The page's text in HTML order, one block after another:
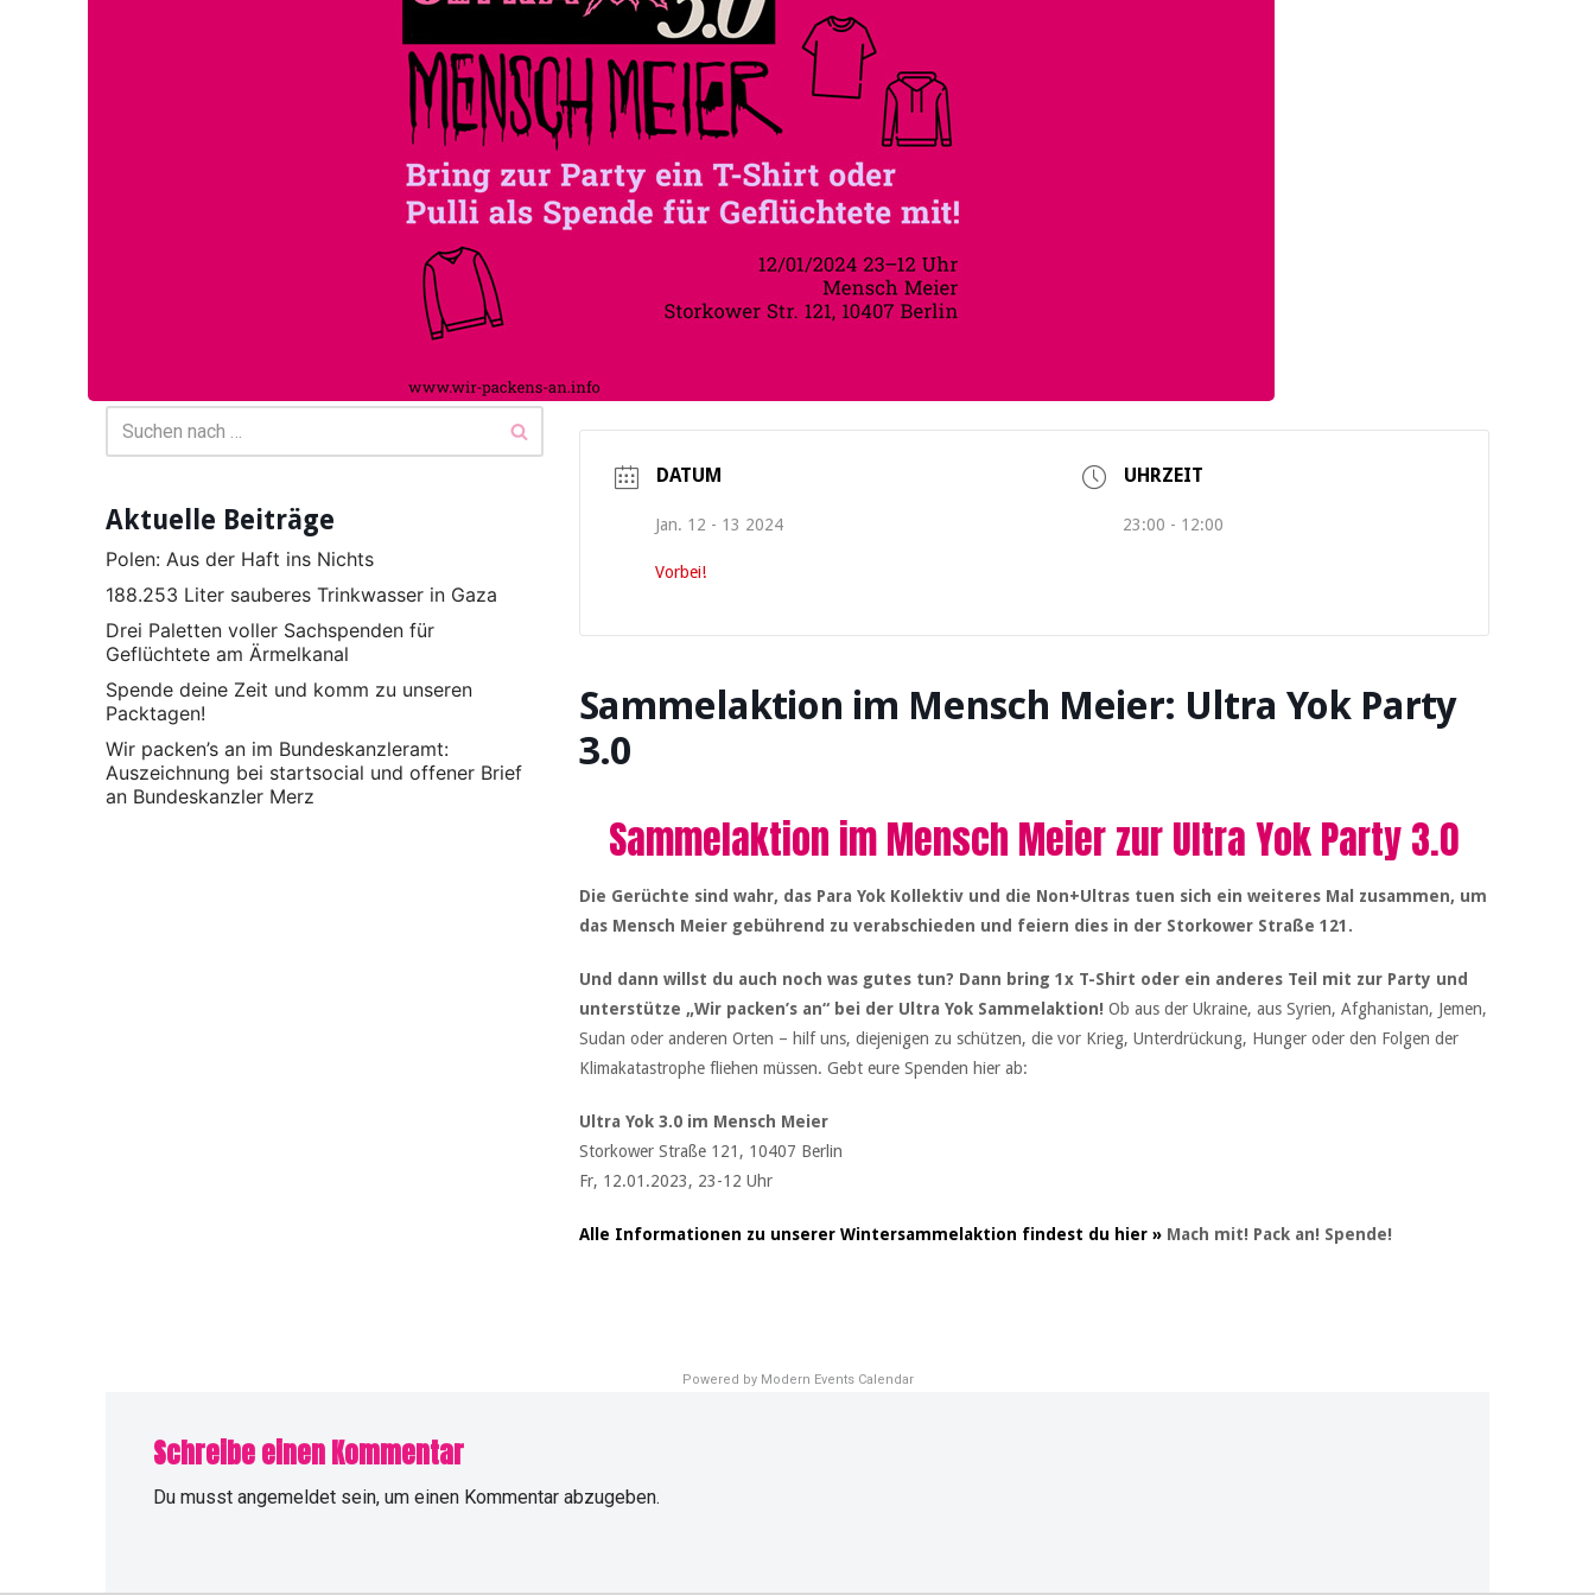
Aktuelle Beiträge
Polen: Aus der Haft ins Nichts
188.253 Liter sauberes Trinkwasser in Gaza
Drei Paletten voller Sachspenden für
Geflüchtete am Ärmelkanal
Spende deine Zeit und komm zu unseren
Packtagen!
Wir packen’s an im Bundeskanzleramt:
Auszeichnung bei startsocial und offener Brief
an Bundeskanzler Merz
DATUM
Jan. 12 - 13 2024
Vorbei!
UHRZEIT
23:00 - 12:00
Sammelaktion im Mensch Meier: Ultra Yok Party
3.0
Sammelaktion im Mensch Meier zur Ultra Yok Party 3.0
Die Gerüchte sind wahr, das Para Yok Kollektiv und die Non+Ultras tuen sich ein weiteres Mal zusammen, um
das Mensch Meier gebührend zu verabschieden und feiern dies in der Storkower Straße 121.
Und dann willst du auch noch was gutes tun? Dann bring 1x T-Shirt oder ein anderes Teil mit zur Party und
unterstütze „Wir packen’s an“ bei der Ultra Yok Sammelaktion! Ob aus der Ukraine, aus Syrien, Afghanistan, Jemen,
Sudan oder anderen Orten – hilf uns, diejenigen zu schützen, die vor Krieg, Unterdrückung, Hunger oder den Folgen der
Klimakatastrophe fliehen müssen. Gebt eure Spenden hier ab:
Ultra Yok 3.0 im Mensch Meier
Storkower Straße 121, 10407 Berlin
Fr, 12.01.2023, 23-12 Uhr
Alle Informationen zu unserer Wintersammelaktion findest du hier » Mach mit! Pack an! Spende!
Powered by Modern Events Calendar
Schreibe einen Kommentar
Du musst angemeldet sein, um einen Kommentar abzugeben.